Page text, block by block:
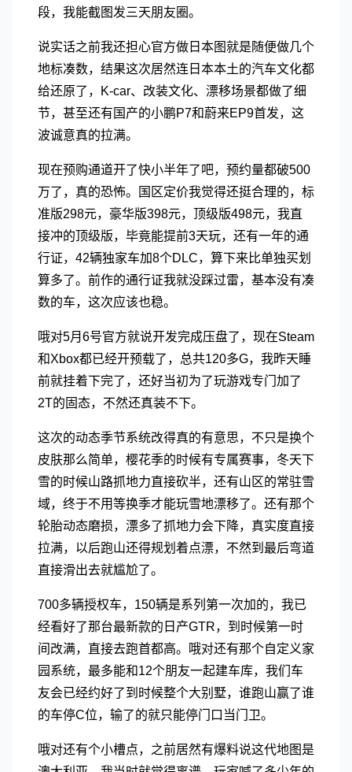
段，我能截图发三天朋友圈。
说实话之前我还担心官方做日本图就是随便做几个
地标凑数，结果这次居然连日本本土的汽车文化都
给还原了，K-car、改装文化、漂移场景都做了细
节，甚至还有国产的小鹏P7和蔚来EP9首发，这
波诚意真的拉满。
现在预购通道开了快小半年了吧，预约量都破500
万了，真的恐怖。国区定价我觉得还挺合理的，标
准版298元，豪华版398元，顶级版498元，我直
接冲的顶级版，毕竟能提前3天玩，还有一年的通
行证，42辆独家车加8个DLC，算下来比单独买划
算多了。前作的通行证我就没踩过雷，基本没有凑
数的车，这次应该也稳。
哦对5月6号官方就说开发完成压盘了，现在Steam
和Xbox都已经开预载了，总共120多G，我昨天睡
前就挂着下完了，还好当初为了玩游戏专门加了
2T的固态，不然还真装不下。
这次的动态季节系统改得真的有意思，不只是换个
皮肤那么简单，樱花季的时候有专属赛事，冬天下
雪的时候山路抓地力直接砍半，还有山区的常驻雪
域，终于不用等换季才能玩雪地漂移了。还有那个
轮胎动态磨损，漂多了抓地力会下降，真实度直接
拉满，以后跑山还得规划着点漂，不然到最后弯道
直接滑出去就尴尬了。
700多辆授权车，150辆是系列第一次加的，我已
经看好了那台最新款的日产GTR，到时候第一时
间改满，直接去跑首都高。哦对还有那个自定义家
园系统，最多能和12个朋友一起建车库，我们车
友会已经约好了到时候整个大别墅，谁跑山赢了谁
的车停C位，输了的就只能停门口当门卫。
哦对还有个小槽点，之前居然有爆料说这代地图是